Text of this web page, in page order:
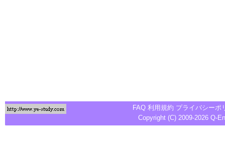
FAQ 利用規約 プライバシーポ
Copyright (C) 2009-2026 Q-